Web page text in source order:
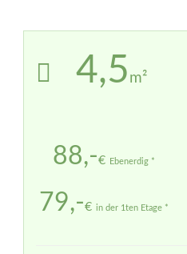
4,5 m²
88,-€ Ebenerdig *
79,-€ in der 1ten Etage *